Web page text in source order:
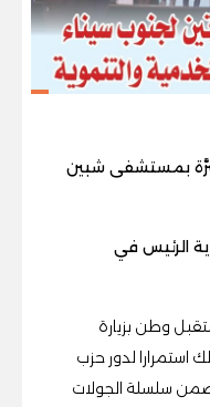
بجناح رعاية مركزة يضم 10 أسرَّة بمستشفى شبين
الرئيس في
وطن بزيارة
استمرارا لدور حزب
سلسلة الجولات